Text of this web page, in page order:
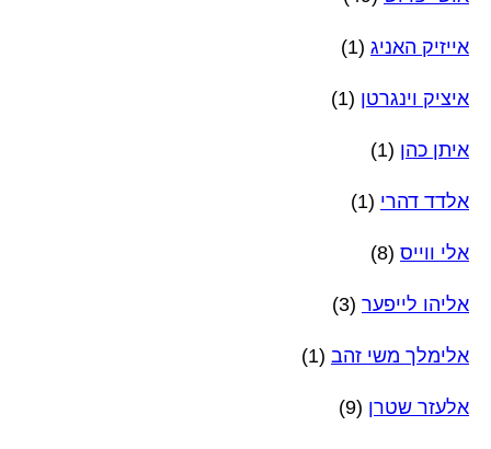
אייזיק האניג (1)
איציק וינגרטן (1)
איתן כהן (1)
אלדד דהרי (1)
אלי ווייס (8)
אליהו לייפער (3)
אלימלך משי זהב (1)
אלעזר שטרן (9)